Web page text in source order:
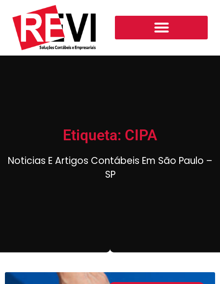
Etiqueta: CIPA
Noticias E Artigos Contábeis Em São Paulo –
SP